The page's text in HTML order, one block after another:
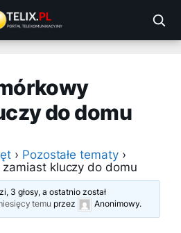
do domu
› Pozostałe tematy ›
kluczy do domu
3 głosy, a ostatnio został
temu przez Anonimowy.